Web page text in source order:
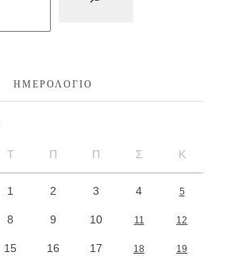
ΗΜΕΡΟΛΌΓΙΟ
Τ Π Π Σ Κ
1 2 3 4 5
8 9 10 11 12
15 16 17 18 19